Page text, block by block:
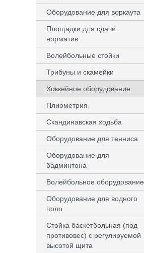
Оборудование для воркаута
Площадки для сдачи
норматив
Волейбольные стойки
Трибуны и скамейки
Хоккейное оборудование
Плиометрия
Скандинавская ходьба
Оборудование для тенниса
Оборудование для
бадминтона
Волейбольное оборудование
Оборудование для водного
поло
Стойка баскетбольная (под
противовес) с регулируемой
высотой щита